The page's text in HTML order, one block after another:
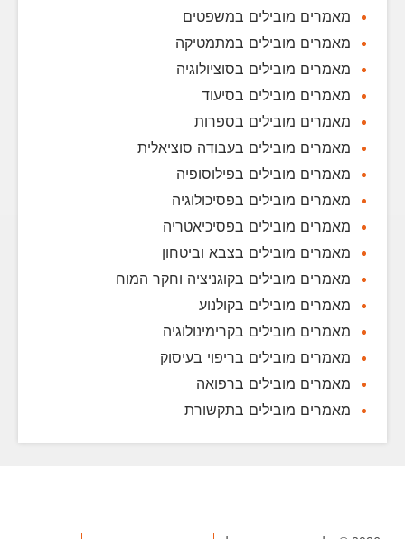
מאמרים מובילים במשפטים
מאמרים מובילים במתמטיקה
מאמרים מובילים בסוציולוגיה
מאמרים מובילים בסיעוד
מאמרים מובילים בספרות
מאמרים מובילים בעבודה סוציאלית
מאמרים מובילים בפילוסופיה
מאמרים מובילים בפסיכולוגיה
מאמרים מובילים בפסיכיאטריה
מאמרים מובילים בצבא וביטחון
מאמרים מובילים בקוגניציה וחקר המוח
מאמרים מובילים בקולנוע
מאמרים מובילים בקרימינולוגיה
מאמרים מובילים בריפוי בעיסוק
מאמרים מובילים ברפואה
מאמרים מובילים בתקשורת